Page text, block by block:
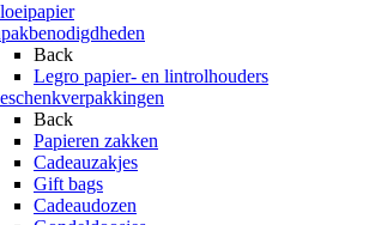
Back
Legro papier- en lintrolhouders
Back
Papieren zakken
Cadeauzakjes
Gift bags
Cadeaudozen